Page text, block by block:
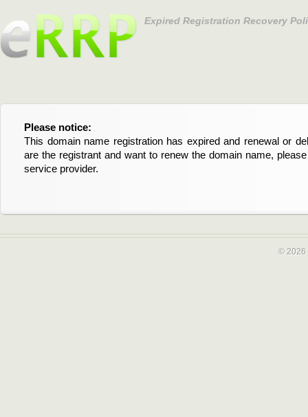
Expired Registration Recovery
Please notice:
This domain name registration has expired and renewal or
are the registrant and want to renew the domain name,
service provider.
Bitte beachten Sie:
Diese Domainregistrierung ist abgelaufen und die
Domain stehen an. Wenn Sie der Registrant sind und
verlängern möchten, kontaktieren Sie bitte Ihren Service-
© 2026